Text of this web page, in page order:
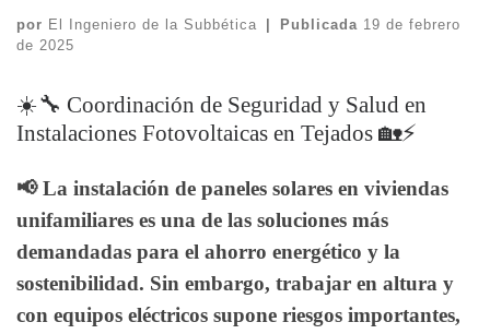
por El Ingeniero de la Subbética Publicada 19 de febrero
de 2025
☀️🔧 Coordinación de Seguridad y Salud en
Instalaciones Fotovoltaicas en Tejados 🏡⚡
📢 La instalación de paneles solares en viviendas
unifamiliares es una de las soluciones más
demandadas para el ahorro energético y la
sostenibilidad. Sin embargo, trabajar en altura y
con equipos eléctricos supone riesgos importantes,